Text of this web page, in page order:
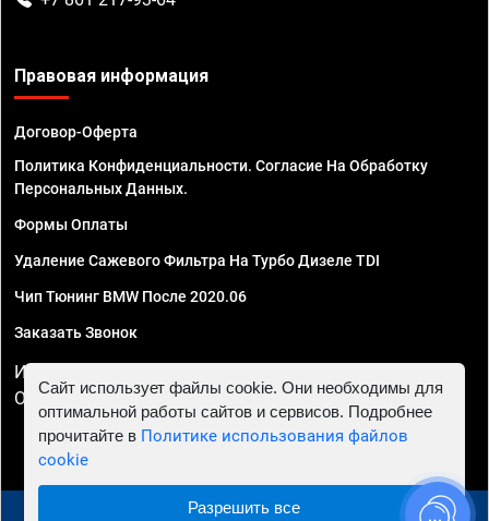
Правовая информация
Договор-Оферта
Политика Конфиденциальности. Согласие На Обработку
Персональных Данных.
Формы Оплаты
Удаление Сажевого Фильтра На Турбо Дизеле TDI
Чип Тюнинг BMW После 2020.06
Заказать Звонок
ИП Смирнов Георгий Павлович. ИНН 781302555843,
ОГРНИП 324470400032610
© 2010 - 2026 Чип тюнинг в Краснодаре - Автосервис
Сайт использует файлы cookie. Они необходимы для
оптимальной работы сайтов и сервисов. Подробнее
прочитайте в Политике использования файлов
cookie
Разрешить все